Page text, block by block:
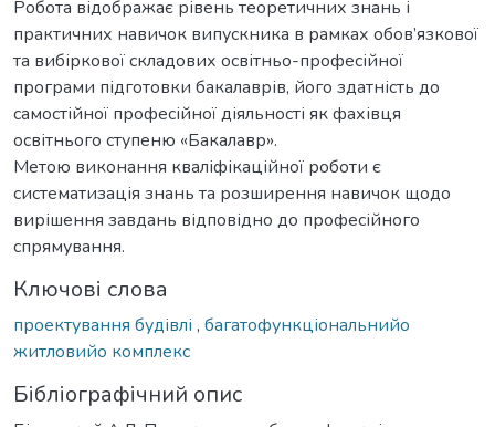
Робота відображає рівень теоретичних знань і
практичних навичок випускника в рамках обов’язкової
та вибіркової складових освітньо-професійної
програми підготовки бакалаврів, його здатність до
самостійної професійної діяльності як фахівця
освітнього ступеню «Бакалавр».
Метою виконання кваліфікаційної роботи є
систематизація знань та розширення навичок щодо
вирішення завдань відповідно до професійного
спрямування.
Ключові слова
проектування будівлі , багатофункціональнийо
житловийо комплекс
Бібліографічний опис